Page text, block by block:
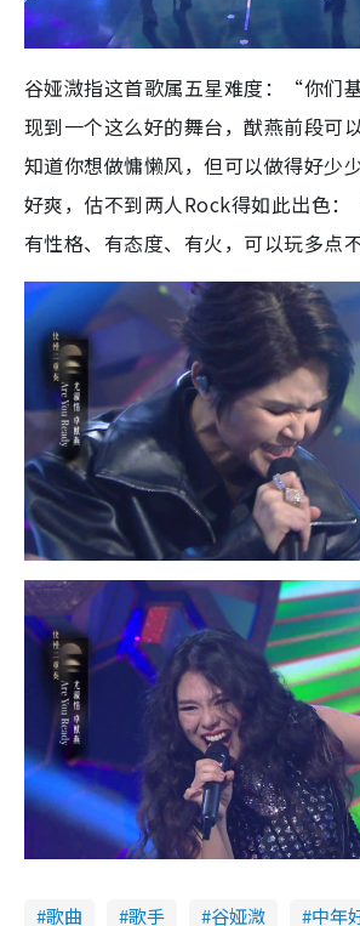
谷娅溦指这首歌属五星难度：“你们
现到一个这么好的舞台，猷燕前段可
知道你想做慵懒风，但可以做得好少
好爽，估不到两人Rock得如此出色
有性格、有态度、有火，可以玩多点
歌曲 歌手 谷娅溦 中年